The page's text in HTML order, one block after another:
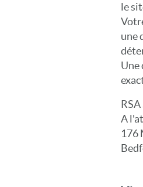
le
une
Une
A
176